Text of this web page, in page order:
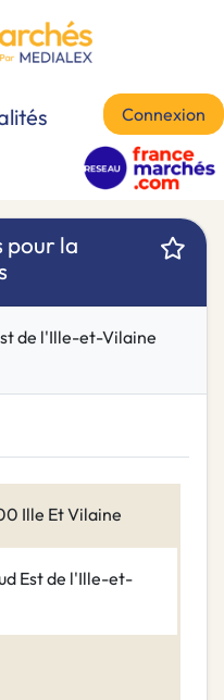
Connexion
pour la
de l'Ille-et-Vilaine
Ille Et Vilaine
Est de l'Ille-et-